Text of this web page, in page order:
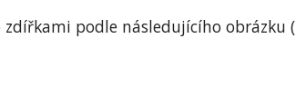
zdířkami podle následujícího